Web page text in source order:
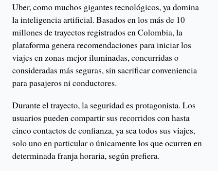
Uber, como muchos gigantes tecnológicos, ya domina
la inteligencia artificial. Basados en los más de 10
millones de trayectos registrados en Colombia, la
plataforma genera recomendaciones para iniciar los
viajes en zonas mejor iluminadas, concurridas o
consideradas más seguras, sin sacrificar conveniencia
para pasajeros ni conductores.
Durante el trayecto, la seguridad es protagonista. Los
usuarios pueden compartir sus recorridos con hasta
cinco contactos de confianza, ya sea todos sus viajes,
solo uno en particular o únicamente los que ocurren en
determinada franja horaria, según prefiera.